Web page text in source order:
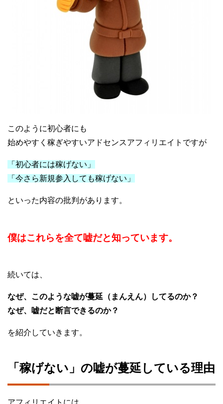
このように初心者にも
始めやすく稼ぎやすいアドセンスアフィリエイトですが
「初心者には稼げない」
「今さら新規参入しても稼げない」
といった内容の批判があります。
僕はこれらを全て嘘だと知っています。
続いては、
なぜ、このような嘘が蔓延（まんえん）してるのか？
なぜ、嘘だと断言できるのか？
を紹介していきます。
「稼げない」の嘘が蔓延している理由
アフィリエイトには、